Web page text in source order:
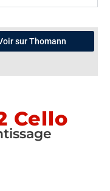
sur Thomann
Cello